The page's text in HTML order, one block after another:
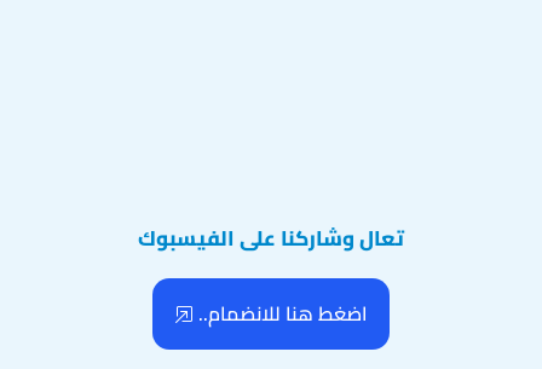
تعال وشاركنا على الفيسبوك
اضغط هنا للانضمام..